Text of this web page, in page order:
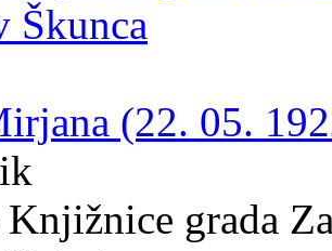
Škunca
(22. 05.
grada